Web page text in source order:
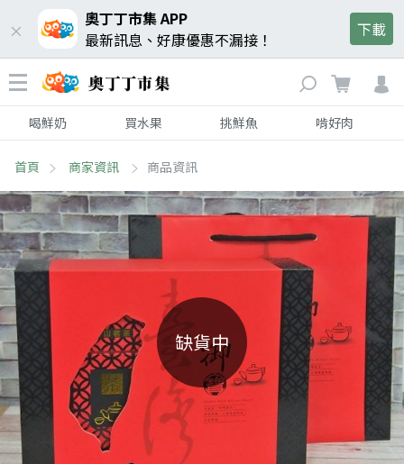
奧丁丁市集 APP
最新訊息、好康優惠不漏接！
下載
喝鮮奶 買水果 挑鮮魚 啃好肉
首頁 商家資訊 商品資訊
缺貨中